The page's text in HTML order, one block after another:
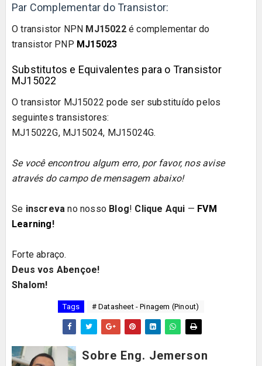
Par Complementar do Transistor:
O transistor NPN MJ15022 é complementar do
transistor PNP MJ15023
Substitutos e Equivalentes para o Transistor
MJ15022
O transistor MJ15022 pode ser substituído pelos
seguintes transistores:
MJ15022G, MJ15024, MJ15024G.
Se você encontrou algum erro, por favor, nos avise
através do campo de mensagem abaixo!
Se inscreva no nosso Blog! Clique Aqui — FVM
Learning!
Forte abraço.
Deus vos Abençoe!
Shalom!
Tags # Datasheet - Pinagem (Pinout)
Sobre Eng. Jemerson